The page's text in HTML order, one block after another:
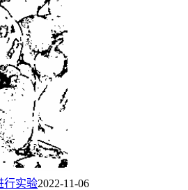
行实验2022-11-06